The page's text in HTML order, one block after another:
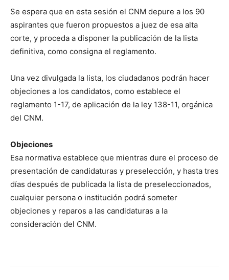
Se espera que en esta sesión el CNM depure a los 90
aspirantes que fueron propuestos a juez de esa alta
corte, y proceda a disponer la publicación de la lista
definitiva, como consigna el reglamento.
Una vez divulgada la lista, los ciudadanos podrán hacer
objeciones a los candidatos, como establece el
reglamento 1-17, de aplicación de la ley 138-11, orgánica
del CNM.
Objeciones
Esa normativa establece que mientras dure el proceso de
presentación de candidaturas y preselección, y hasta tres
días después de publicada la lista de preseleccionados,
cualquier persona o institución podrá someter
objeciones y reparos a las candidaturas a la
consideración del CNM.